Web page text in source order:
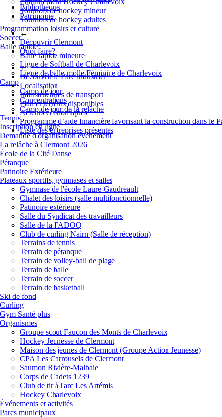
Bibliothèque
Patrimoine
←
Découvrir Clermont
Quoi faire?
←
Découvrir le Parc industriel
Localisation
Infrastructures de transport
Plan et terrains disponibles
Acteurs économiques
Programme d’aide financière favorisant la construction dans le
Liste des entreprises présentes
Tournois de hockey mineur
Tournois de hockey adultes
Programmation loisirs et culture
Soccer
Balle rapide
Balle rapide mineure
Ligue de Softball de Charlevoix
Ligue de balle-molle Féminine de Charlevoix
Camp
Camp de jour
Concentrations
Camp de jour de la relâche
Tennis
Inscription en ligne
Demande d'organisation événement
La relâche à Clermont 2026
École de la Cité Danse
Pétanque
Patinoire Extérieure
Plateaux sportifs, gymnases et salles
Gymnase de l'école Laure-Gaudreault
Chalet des loisirs (salle multifonctionnelle)
Patinoire extérieure
Salle du Syndicat des travailleurs
Salle de la FADOQ
Club de curling Nairn (Salle de réception)
Terrains de tennis
Terrain de pétanque
Terrain de volley-ball de plage
Terrain de balle
Terrain de soccer
Terrain de basketball
Ski de fond
Curling
Gym Santé plus
Organismes
Groupe scout Faucon des Monts de Charlevoix
Hockey Jeunesse de Clermont
Maison des jeunes de Clermont (Groupe Action Jeunesse)
CPA Les Carrousels de Clermont
Saumon Rivière-Malbaie
Corps de Cadets 1239
Club de tir à l'arc Les Artémis
Hockey Charlevoix
Événements et activités
Parcs municipaux